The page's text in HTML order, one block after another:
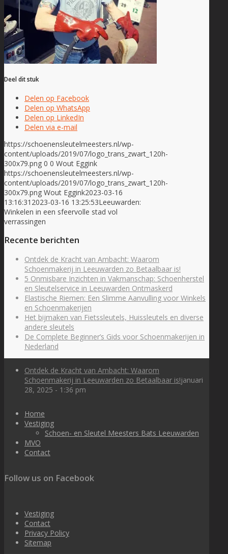
Deel dit stuk
Delen op Facebook
Delen op WhatsApp
Delen op LinkedIn
Delen via e-mail
https://schoenensleutelmeesters.nl/wp-
content/uploads/2019/07/logo_trans_zwart_120h-
300x79.png 0 0 Wout Eggink
https://schoenensleutelmeesters.nl/wp-
content/uploads/2019/07/logo_trans_zwart_120h-
300x79.png Wout Eggink2023-03-16
13:16:31 2023-03-16 13:25:53Leeuwarden:
Winkelen in een sfeervolle stad vol
verrassingen
Recente berichten
Ontdek de Kracht van Ambacht: Waarom
Schoenmakerij in Leeuwarden zo Betaalbaar is!
5 Onmisbare Inzichten in Vakmanschap: Schoenherstel
en Sleutelservice in Leeuwarden Ontmaskerd
Elastische Riemen: Een Slimme Aanvulling voor Winkels
en Schoenmakerijen
Het bijmaken van Fietssleutels, Huissleutels en diverse
andere sleutels
De Complete Beginner’s Gids voor Schoenmakerijen in
Nederland
Ontdek de Kracht van Ambacht: Waarom
Schoenmakerij in Leeuwarden zo Betaalbaar is!januari
28, 2025 - 1:36 pm
Home
Vestiging
Schoen- en Sleutel Meesters Bats Leeuwarden
MVO
Contact
Follow us on Facebook
Vestiging
Contact
Privacy Policy
Sitemap